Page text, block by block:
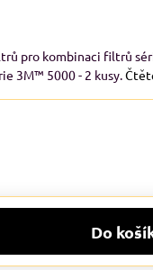
pro kombinaci filtrů
3M™ 5000 - 2 kusy.
Do